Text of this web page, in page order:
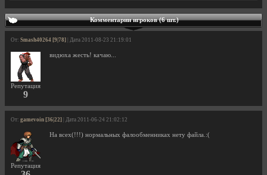
Комментарии игроков (6 шт.)
От: Smash40264 [9|78] | Дата 2011-08-23 21:19:01
Репутация
9
видюха жесть! качаю...
От: gamevoin [36|22] | Дата 2011-06-24 21:02:12
Репутация
На всех(!!!) нормальных фалообменниках нету файла.:(